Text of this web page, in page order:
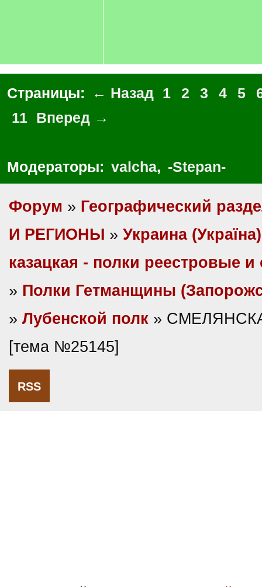
Страницы: ← Назад 1 2 3 4 5
11 Вперед →
Модераторы: valcha, -Stepan-
Форум » Географический
И РЕГИОНЫ » Украина (Україна)
казацкая - полки реестровые и
» Полки Гетманщины
» Лубенской полк »
[тема №25145]
RSS